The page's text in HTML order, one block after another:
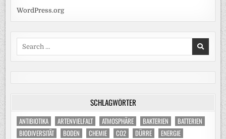
WordPress.org
Search
SCHLAGWÖRTER
ANTIBIOTIKA ARTENVIELFALT ATMOSPHÄRE BAKTERIEN
BATTERIEN
BIODIVERSITÄT
BODEN CHEMIE CO2 DÜRRE
ENERGIE